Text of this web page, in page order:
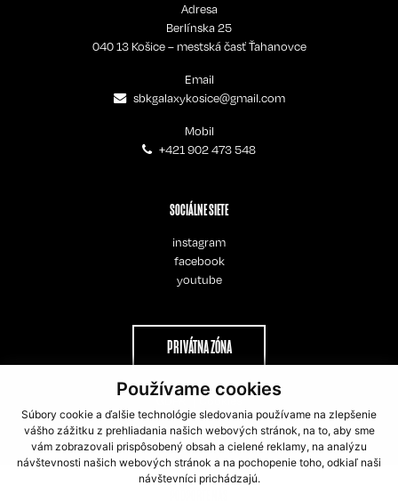
Používame cookies
Súbory cookie a ďalšie technológie sledovania používame na zlepšenie
vášho zážitku z prehliadania našich webových stránok, na to, aby sme
vám zobrazovali prispôsobený obsah a cielené reklamy, na analýzu
návštevnosti našich webových stránok a na pochopenie toho, odkiaľ naši
návštevníci prichádzajú.
Adresa
Berlínska 25
040 13 Košice – mestská časť Ťahanovce
Email
sbkgalaxykosice@gmail.com
Mobil
+421 902 473 548
SOCIÁLNE SIETE
instagram
facebook
youtube
PRIVÁTNA ZÓNA
GDPR Cookies
webdesign webex.digital